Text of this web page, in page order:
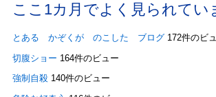
ここ1カ月でよく見られてい
とある かぞくが のこした ブログ 172件のビ
切腹ショー 164件のビュー
強制自殺 140件のビュー